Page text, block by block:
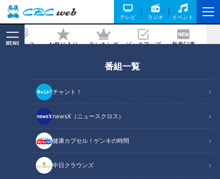
テレビ ラジオ イベント
ニュース お気に入り ランキング ピックアップ 新着記事
MENU
番組一覧
チャント！
newsX（ニュースクロス）
健康カプセル！ゲンキの時間
中日クラウンズ
プレートをこう使っていた
2026/06/02 06:03
RadiChubu（ラジチューブ）
若狭敬一のスポ音